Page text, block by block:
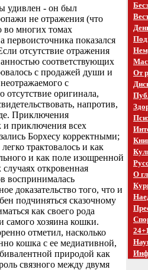
удивлен - он был
не отражения (что
во многих томах
первоисточника показался
отсутствие отражения
соответствующих
с продажей души и
с
отсутствие оригинала,
напротив,
Приключения
приключения всех
Борхесу корректными;
трактовалось и как
и как поле изощренной
откровенная
воспринималась
доказательство того, что и
подчиняться сказочному
как своего рода
самого хозяина кошки.
отметил, насколько
кошка с ее медиативной,
природой как
связного между двумя
От
О